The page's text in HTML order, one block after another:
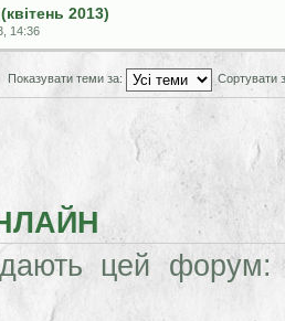
2013)
14:36
Показувати теми за: Сортувати
цей форум: